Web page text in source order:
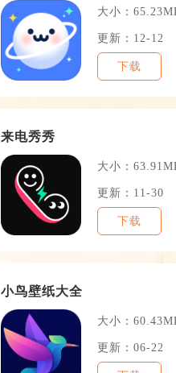
大小：
更新：12-12
下载
来电秀秀
大小：
更新：11-30
下载
小鸟壁纸大全
大小：
更新：06-22